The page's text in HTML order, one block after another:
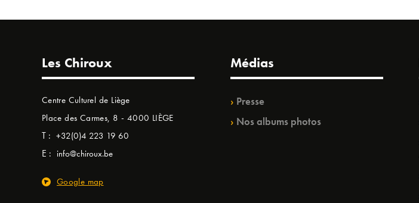
Les Chiroux
Centre Culturel de Liège
Place des Carmes, 8 - 4000 LIÈGE
T : +32(0)4 223 19 60
E : info@chiroux.be
Google map
Médias
Presse
Nos albums photos